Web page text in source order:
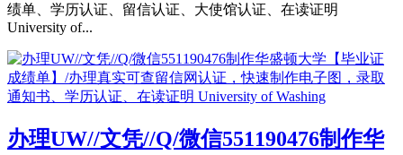
绩单、学历认证、留信认证、大使馆认证、在读证明
University of...
办理UW//文凭//Q/微信551190476制作华